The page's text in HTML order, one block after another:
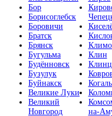
Бор
Борисоглебск
Боровичи
Братск
Брянск
Бугульма
Будённовск
Бузулук
Буйнакск
Великие Луки
Великий
Новгород
Клин
на-